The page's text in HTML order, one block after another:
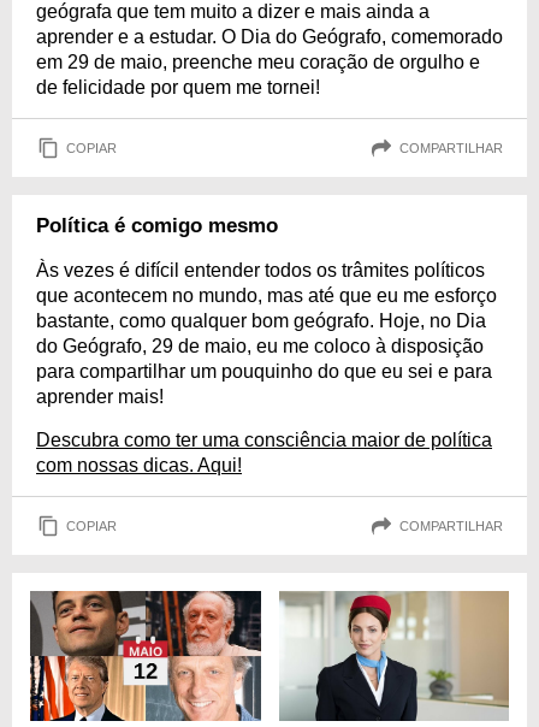
geógrafa que tem muito a dizer e mais ainda a
aprender e a estudar. O Dia do Geógrafo, comemorado
em 29 de maio, preenche meu coração de orgulho e
de felicidade por quem me tornei!
COPIAR COMPARTILHAR
Política é comigo mesmo
Às vezes é difícil entender todos os trâmites políticos
que acontecem no mundo, mas até que eu me esforço
bastante, como qualquer bom geógrafo. Hoje, no Dia
do Geógrafo, 29 de maio, eu me coloco à disposição
para compartilhar um pouquinho do que eu sei e para
aprender mais!
Descubra como ter uma consciência maior de política
com nossas dicas. Aqui!
COPIAR COMPARTILHAR